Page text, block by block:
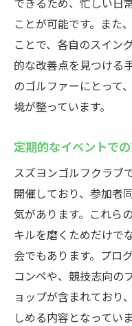
ことが可能です。また
ことで、各自のスイン
的な改善点を見つける
のゴルファーにとって
境が整っています。
定期的なイベントで
スズヨンゴルフクラブ
開催しており、参加者
気があります。これら
キルを磨くためだけで
会でもあります。プロ
コンペや、競技志向の
ョップが含まれており
しめる内容となってい